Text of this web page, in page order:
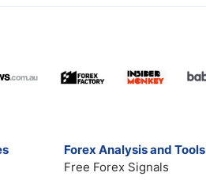
Forex Analysis and Tools
Free Forex Signals